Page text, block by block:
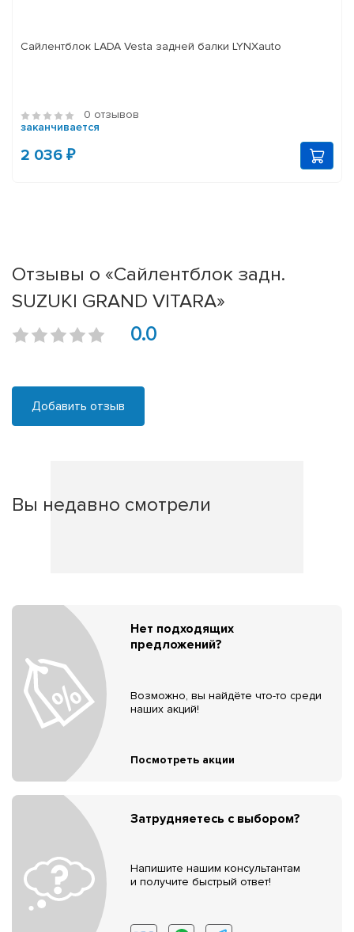
Сайлентблок LADA Vesta задней балки LYNXauto
0 отзывов
заканчивается
2 036 ₽
Отзывы о «Сайлентблок задн.
SUZUKI GRAND VITARA»
0.0
Добавить отзыв
Вы недавно смотрели
Нет подходящих
предложений?
Возможно, вы найдёте что-то среди
наших акций!
Посмотреть акции
Затрудняетесь с выбором?
Напишите нашим консультантам
и получите быстрый ответ!